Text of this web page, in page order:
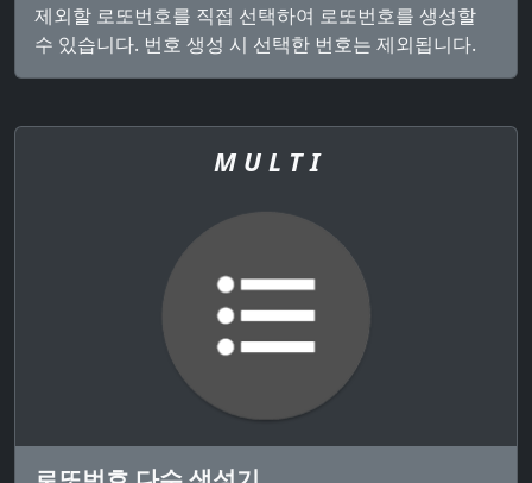
제외할 로또번호를 직접 선택하여 로또번호를 생성할
수 있습니다. 번호 생성 시 선택한 번호는 제외됩니다.
M U L T I